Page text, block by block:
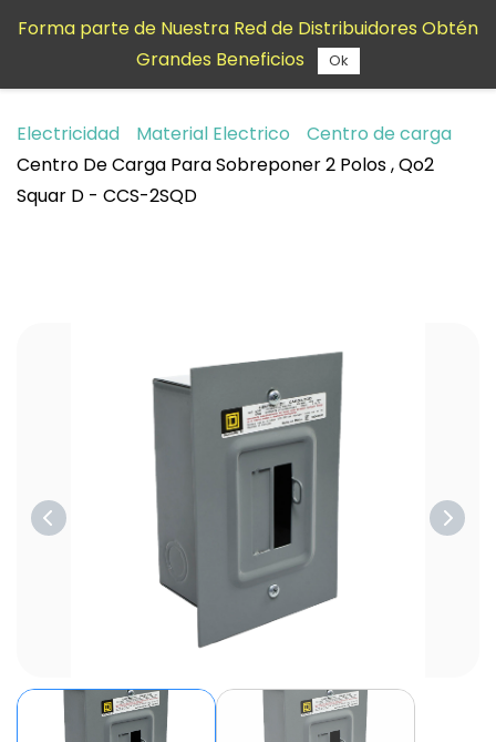
contenido
Electricidad Material Electrico
Centro de carga
Centro De Carga Para Sobreponer 2 Polos , Qo2
Squar D - CCS-2SQD
Forma parte de Nuestra Red de Distribuidores Obtén
Grandes Beneficios
Ok